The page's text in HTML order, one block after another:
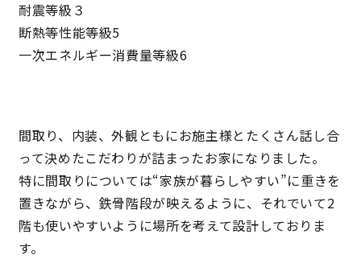
キママプラス
分譲住宅･不動産 スタッフブログ
施工事例 お客さまの声
お知らせ
耐震等級３
断熱等性能等級5
一次エネルギー消費量等級6
間取り、内装、外観ともにお施主様とたくさん話し合
って決めたこだわりが詰まったお家になりました。
特に間取りについては“家族が暮らしやすい”に重きを
置きながら、鉄骨階段が映えるように、それでいて2
階も使いやすいように場所を考えて設計しておりま
す。